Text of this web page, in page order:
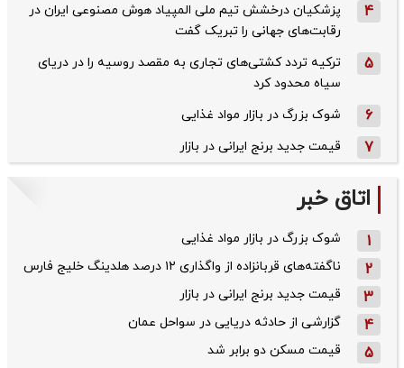
4
پزشکیان درخشش تیم ملی المپیاد هوش مصنوعی ایران در
رقابت‌های جهانی را تبریک گفت
5
ترکیه تردد کشتی‌های تجاری به مقصد روسیه را در دریای
سیاه محدود کرد
6 شوک بزرگ در بازار مواد غذایی
7 قیمت جدید برنج ایرانی در بازار
اتاق خبر
1 شوک بزرگ در بازار مواد غذایی
2 ناگفته‌های قربانزاده از واگذاری ۱۲ درصد هلدینگ خلیج فارس
3 قیمت جدید برنج ایرانی در بازار
4 گزارشی از حادثه دریایی در سواحل عمان
5 قیمت مسکن دو برابر شد